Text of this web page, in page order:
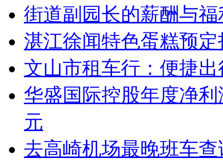
街道副园长的薪酬与
湛江徐闻特色蛋糕预定
文山市租车行：便捷
华盛国际控股年度净
元
去高崎机场最晚班车